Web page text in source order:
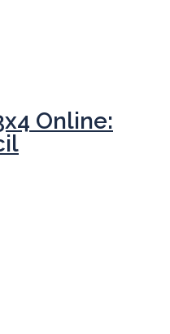
Online: